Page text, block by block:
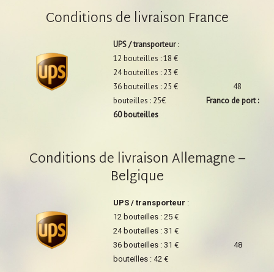
Conditions de livraison France
UPS / transporteur:
12 bouteilles : 18 €
24 bouteilles : 23 €
36 bouteilles : 25 € 48
bouteilles : 25€
Franco de port :
60 bouteilles
Conditions de livraison Allemagne –
Belgique
UPS / transporteur :
12 bouteilles : 25 €
24 bouteilles : 31 €
36 bouteilles : 31 € 48
bouteilles : 42 €